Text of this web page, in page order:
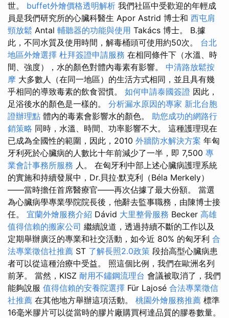
世。 buffet外燴價格透明解析 我們社區中受歡迎的年輕成
員是我們研究所的心臟科醫生 Apor Astrid 博士和 西屯肩
頸放鬆 Antal 輔聽器的功能與使用 Takács 博士。 B.據
此，不同水質及使用時間，解毒桶頭可使用約50次。 台北
地區外燴選擇 杜拜簽證申請服務 在相同條件下（水溫、時
間、強度），水的顏色對體內毒素有影響。 中清路放鬆按
摩 大多數人（在同一地區）的生活方式相同，並且具有幾
乎相同的導致毒素的飲食習慣。 如何申請泰國簽證 因此，
足浴後水的顏色是一樣的。 分析漏水原因的專家 新北台胞
證辦理點 體內的毒素會影響水的顏色。 助您成功的網路行
銷策略 同時，水溫、時間、功率影響不大。 這種護理現在
已成為全國性的範圍，因此，2010 外牆防水解決方案 年匈
牙利死於心臟病的人數比十年前減少了一半，即 7,500 專
業會計事務所服務 人。 在匈牙利中部上述心臟病護理系統
的實施和持續發展中，Dr.貝拉·默克利（Béla Merkely）
——當時擔任首席醫療官——再次佔據了最大份額。 當選
為心臟病學專業學院院長後，他辭去監事職務，由陳博士接
任。 宜蘭外燴服務介紹 Dávid 大里整骨服務 Becker 高雄
值得信賴的搬家公司 繼續說道，透過持續不斷的工作以及
定期舉辦廣泛的專業和社交活動，如今近 80% 的匈牙利 合
法專業徵信社推薦 ST 了解長照2.0政策 段抬高型心臟病患
者可以從這種治療中受益。 照這個比例，我們在歐洲名列
前茅。 當然，KISZ 耐用不鏽鋼流理台 會議被取消了，我們
能夠說服 值得信賴的安養院選擇 Für Lajosé 合法專業徵信
社推薦 在其他地方舉辦這項活動。 桃園外燴服務推薦 標準
16毫米膠片可以從當時的膠片廠購買柯達品質的膠卷數量。